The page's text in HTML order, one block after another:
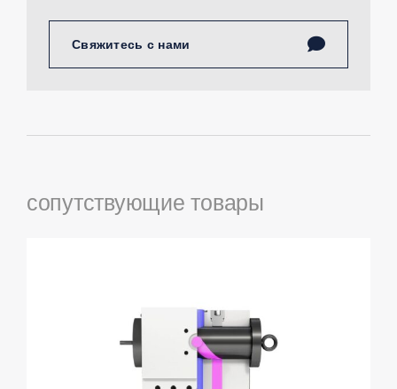
Свяжитесь с нами
сопутствующие товары